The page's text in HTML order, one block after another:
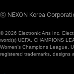
ⓒ NEXON Korea
© 2026 Electronic Arts Inc.
word(s) UEFA, CHAMPIONS
Women’s Champions League,
registered trademarks, designs